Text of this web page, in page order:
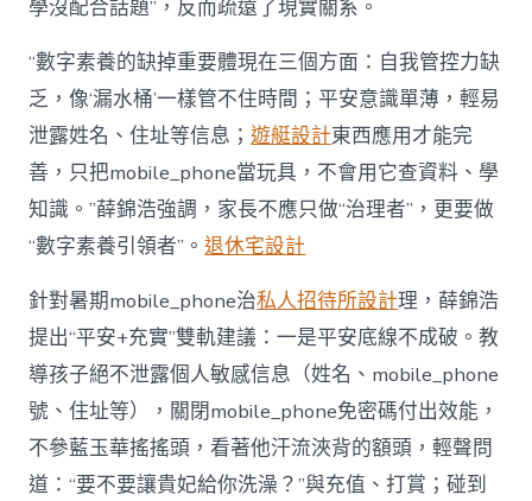
學沒配合話題”，反而疏遠了現實關系。
“數字素養的缺掉重要體現在三個方面：自我管控力缺
乏，像‘漏水桶’一樣管不住時間；平安意識單薄，輕易
泄露姓名、住址等信息；遊艇設計東西應用才能完
善，只把mobile_phone當玩具，不會用它查資料、學
知識。”薛錦浩強調，家長不應只做“治理者”，更要做
“數字素養引領者”。退休宅設計
針對暑期mobile_phone治私人招待所設計理，薛錦浩
提出“平安+充實”雙軌建議：一是平安底線不成破。教
導孩子絕不泄露個人敏感信息（姓名、mobile_phone
號、住址等），關閉mobile_phone免密碼付出效能，
不參藍玉華搖搖頭，看著他汗流浹背的額頭，輕聲問
道：“要不要讓貴妃給你洗澡？”與充值、打賞；碰到